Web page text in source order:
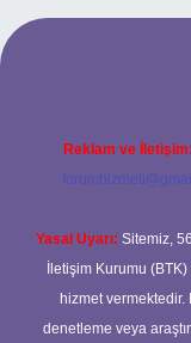
yeni giriş
Reklam ve İletişim:
Yasal Uyarı: Sitemiz,
İletişim Kurumu
hizmet
denetleme veya